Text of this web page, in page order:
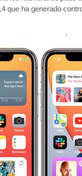
que ha generado